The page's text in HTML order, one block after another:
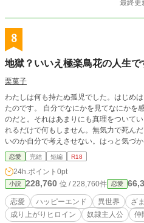
最終更
8
地獄？いいえ極楽鳥花の人生で
栗菓子
わたしは何も持たぬ孤児でした。はじめ
たのです。 自分でなにかを見てなにかを
のだと。それはあまりにも真理をついて
れるだけで何もしません。無気力で死ん
いのか自分で考えさせない。はっと気づ
のみるかぎり、彼らは無機質な存在でし
るというような人形みたいでした。 わた
彼に心と言うものを与えたかったのです
せました。そして彼を溺れさせた後、容
実を知らせました。 彼は、絶望に歪みま
た。 彼ははじめて人を憎みました。 心
ました。 これで、彼は人を愛するでしょ
恋愛 完結 短編 R18
24h.ポイント 0pt
小説 228,760 位 / 228,760件 恋愛
恋愛 ハッピーエンド 異世界 ざ
成り上がりヒロイン
奴隷主人公 仲